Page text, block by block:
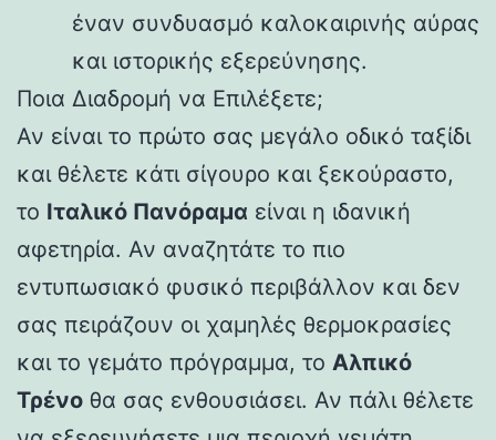
έναν συνδυασμό καλοκαιρινής αύρας
και ιστορικής εξερεύνησης.
Ποια Διαδρομή να Επιλέξετε;
Αν είναι το πρώτο σας μεγάλο οδικό ταξίδι
και θέλετε κάτι σίγουρο και ξεκούραστο,
το Ιταλικό Πανόραμα είναι η ιδανική
αφετηρία. Αν αναζητάτε το πιο
εντυπωσιακό φυσικό περιβάλλον και δεν
σας πειράζουν οι χαμηλές θερμοκρασίες
και το γεμάτο πρόγραμμα, το Αλπικό
Τρένο θα σας ενθουσιάσει. Αν πάλι θέλετε